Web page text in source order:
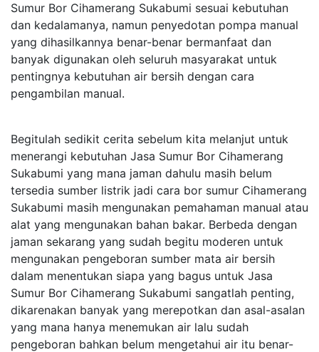
Sumur Bor Cihamerang Sukabumi sesuai kebutuhan
dan kedalamanya, namun penyedotan pompa manual
yang dihasilkannya benar-benar bermanfaat dan
banyak digunakan oleh seluruh masyarakat untuk
pentingnya kebutuhan air bersih dengan cara
pengambilan manual.
Begitulah sedikit cerita sebelum kita melanjut untuk
menerangi kebutuhan Jasa Sumur Bor Cihamerang
Sukabumi yang mana jaman dahulu masih belum
tersedia sumber listrik jadi cara bor sumur Cihamerang
Sukabumi masih mengunakan pemahaman manual atau
alat yang mengunakan bahan bakar. Berbeda dengan
jaman sekarang yang sudah begitu moderen untuk
mengunakan pengeboran sumber mata air bersih
dalam menentukan siapa yang bagus untuk Jasa
Sumur Bor Cihamerang Sukabumi sangatlah penting,
dikarenakan banyak yang merepotkan dan asal-asalan
yang mana hanya menemukan air lalu sudah
pengeboran bahkan belum mengetahui air itu benar-